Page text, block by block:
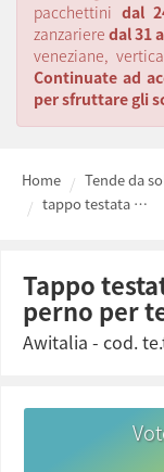
pacchettini dal
zanzariere dal 31
veneziane,
Continuate ad
per sfruttare gli
Home
tappo testata per cassonetto con perno per tenda a caduta
tappo testata per cassonetto con
perno per
Awitalia - cod.